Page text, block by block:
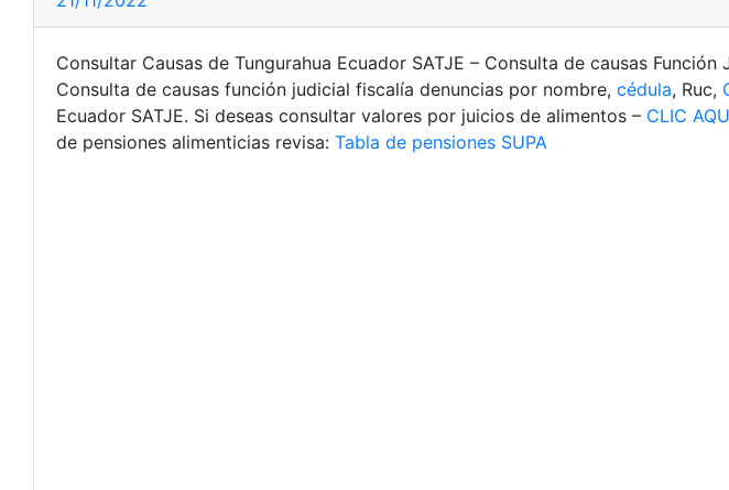
Consultar Causas de Tungurahua Ecuador SATJE – Consulta de causas
Consulta de causas función judicial fiscalía denuncias por nombre, cédula, Ruc,
Ecuador SATJE. Si deseas consultar valores por juicios de alimentos – CLIC
de pensiones alimenticias revisa: Tabla de pensiones SUPA